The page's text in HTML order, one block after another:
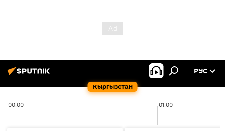
Кыргызстан
РУС
00:00 01:00